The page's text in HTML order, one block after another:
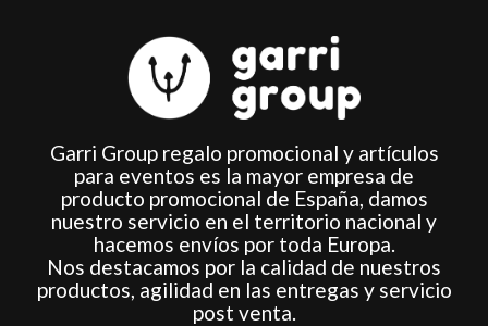
Garri Group regalo promocional y artículos
para eventos es la mayor empresa de
producto promocional de España, damos
nuestro servicio en el territorio nacional y
hacemos envíos por toda Europa.
Nos destacamos por la calidad de nuestros
productos, agilidad en las entregas y servicio
post venta.